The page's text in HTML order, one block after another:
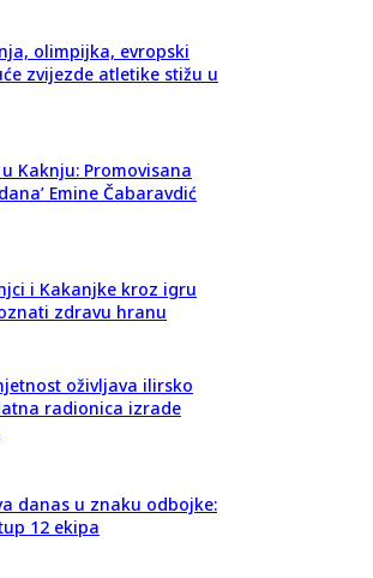
olimpijka, evropski
zvijezde atletike stižu u
Kaknju: Promovisana
Emine Čabaravdić
i Kakanjke kroz igru
zdravu hranu
oživljava ilirsko
radionica izrade
danas u znaku odbojke:
12 ekipa